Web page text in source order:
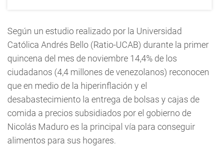
Según un estudio realizado por la Universidad
Católica Andrés Bello (Ratio-UCAB) durante la primer
quincena del mes de noviembre 14,4% de los
ciudadanos (4,4 millones de venezolanos) reconocen
que en medio de la hiperinflación y el
desabastecimiento la entrega de bolsas y cajas de
comida a precios subsidiados por el gobierno de
Nicolás Maduro es la principal vía para conseguir
alimentos para sus hogares.